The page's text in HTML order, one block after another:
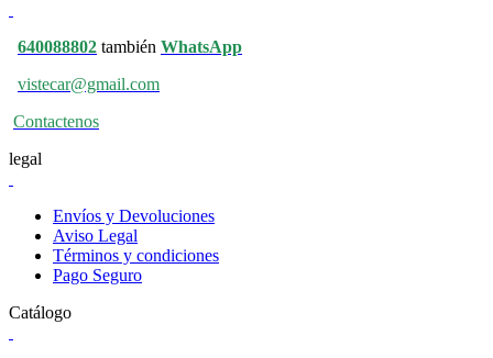
640088802 también WhatsApp
vistecar@gmail.com
Contactenos
legal
Envíos y Devoluciones
Aviso Legal
Términos y condiciones
Pago Seguro
Catálogo